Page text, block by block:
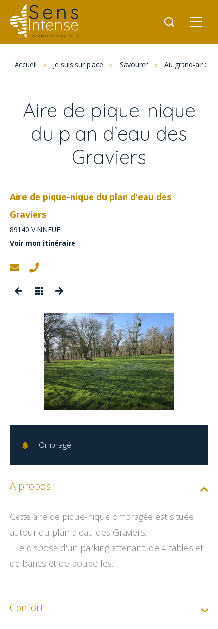
Accueil » Je suis sur place » Savourer » Au grand-air :
Aire de pique-nique
du plan d’eau des
Graviers
Aire de pique-nique du plan d’eau des
Graviers
89140 VINNEUF
Voir mon itinéraire
Ombragé
À propos
Cette aire de pique-nique ombragée est située
autour du plan d'eau des Graviers.
Elle dispose d'un parking attenant, de 4 tables et
de bancs et de poubelles.
Confort